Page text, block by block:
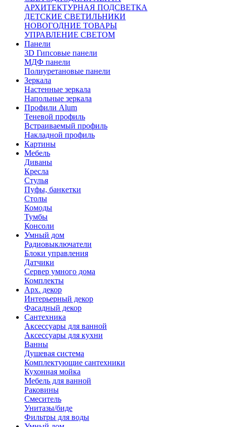
АРХИТЕКТУРНАЯ ПОДСВЕТКА
ДЕТСКИЕ СВЕТИЛЬНИКИ
НОВОГОДНИЕ ТОВАРЫ
УПРАВЛЕНИЕ СВЕТОМ
Панели
3D Гипсовые панели
МДФ панели
Полиуретановые панели
Зеркала
Настенные зеркала
Напольные зеркала
Профили Alum
Теневой профиль
Встраиваемый профиль
Накладной профиль
Картины
Мебель
Диваны
Кресла
Стулья
Пуфы, банкетки
Столы
Комоды
Тумбы
Консоли
Умный дом
Радиовыключатели
Блоки управления
Датчики
Сервер умного дома
Комплекты
Арх. декор
Интерьерный декор
Фасадный декор
Сантехника
Аксессуары для ванной
Аксессуары для кухни
Ванны
Душевая система
Комплектующие сантехники
Кухонная мойка
Мебель для ванной
Раковины
Смеситель
Унитазы/биде
Фильтры для воды